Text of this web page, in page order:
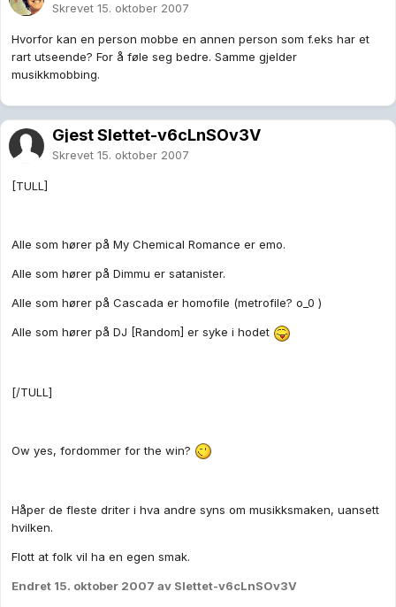
Skrevet 15. oktober 2007
Hvorfor kan en person mobbe en annen person som f.eks har et
rart utseende? For å føle seg bedre. Samme gjelder
musikkmobbing.
Gjest Slettet-v6cLnSOv3V
Skrevet 15. oktober 2007
[TULL]
Alle som hører på My Chemical Romance er emo.
Alle som hører på Dimmu er satanister.
Alle som hører på Cascada er homofile (metrofile? o_0 )
Alle som hører på DJ [Random] er syke i hodet
[/TULL]
Ow yes, fordommer for the win?
Håper de fleste driter i hva andre syns om musikksmaken, uansett
hvilken.
Flott at folk vil ha en egen smak.
Endret 15. oktober 2007 av Slettet-v6cLnSOv3V